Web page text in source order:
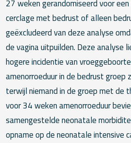
27 weken gerandomiseerd voor
cerclage met bedrust of alleen
geëxcludeerd van deze analyse
de vagina uitpuilden. Deze analyse
hogere incidentie van
amenorroeduur in de bedrust groep
terwijl niemand in de groep met de
voor 34 weken amenorroeduur
samengestelde neonatale
opname op de neonatale intensive